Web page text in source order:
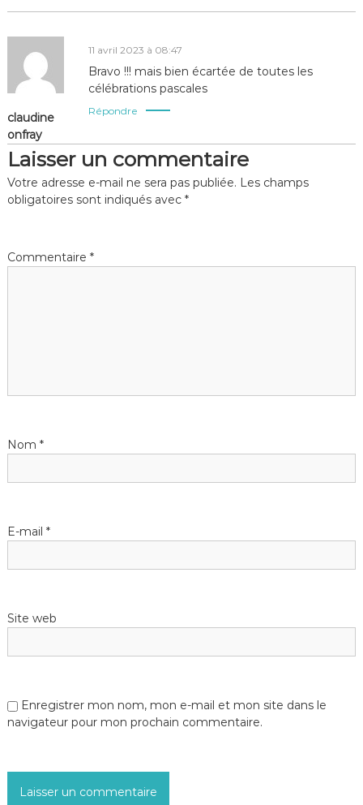
claudine
onfray
11 avril 2023 à 08:47
Bravo !!! mais bien écartée de toutes les
célébrations pascales
Répondre
Laisser un commentaire
Votre adresse e-mail ne sera pas publiée. Les champs
obligatoires sont indiqués avec *
Commentaire *
Nom *
E-mail *
Site web
Enregistrer mon nom, mon e-mail et mon site dans le
navigateur pour mon prochain commentaire.